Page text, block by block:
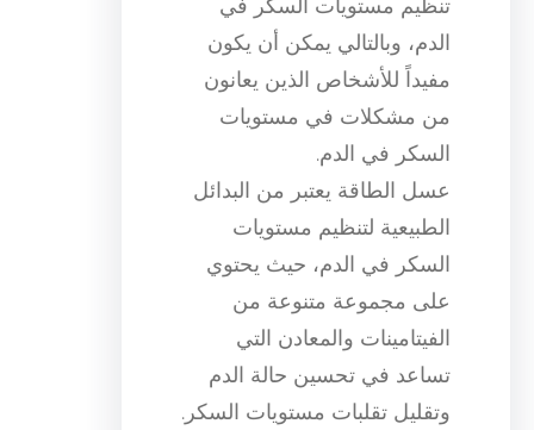
تنظيم مستويات السكر في
الدم، وبالتالي يمكن أن يكون
مفيداً للأشخاص الذين يعانون
من مشكلات في مستويات
السكر في الدم.
عسل الطاقة يعتبر من البدائل
الطبيعية لتنظيم مستويات
السكر في الدم، حيث يحتوي
على مجموعة متنوعة من
الفيتامينات والمعادن التي
تساعد في تحسين حالة الدم
وتقليل تقلبات مستويات السكر.